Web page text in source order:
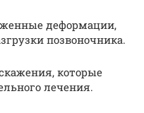
деформации,
позвоночника.
которые
лечения.